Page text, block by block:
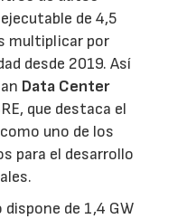
de 4,5
multiplicar por
desde 2019. Así
Data Center
que destaca el
uno de los
para el desarrollo
de 1,4 GW